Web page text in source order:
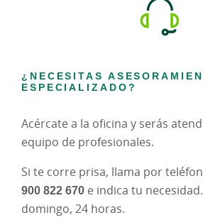
¿NECESITAS
ESPECIALIZADO?
Acércate a la oficina y serás
equipo de profesionales.
Si te corre prisa, llama por
900 822 670 e indica tu
domingo, 24 horas.